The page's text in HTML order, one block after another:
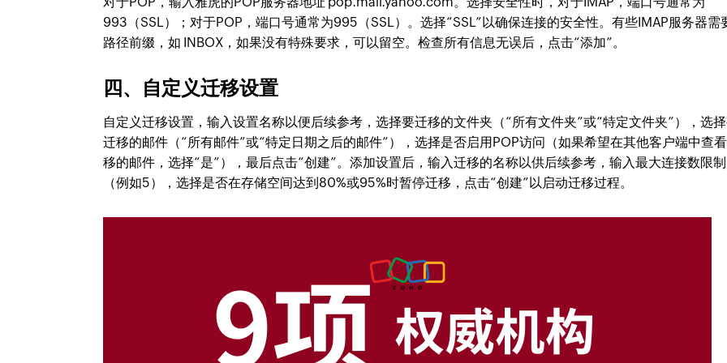
993（SSL）；对于POP，端口号通常为995（SSL）。选择“SSL”以确保连接的安全性。有些IMAP服务器需
路径前缀，如 INBOX，如果没有特殊要求，可以留空。检查所有信息无误后，点击“添加”。
四、自定义迁移设置
自定义迁移设置，输入设置名称以便后续参考，选择要迁移的文件夹（“所有文件夹”或“特定文件夹”），选
迁移的邮件（“所有邮件”或“特定日期之后的邮件”），选择是否启用POP访问（如果希望在其他客户端中查
移的邮件，选择“是”），最后点击“创建”。添加设置后，输入迁移的名称以供后续参考，输入最大连接数限制
（例如5），选择是否在存储空间达到80%或95%时暂停迁移，点击“创建”以启动迁移过程。